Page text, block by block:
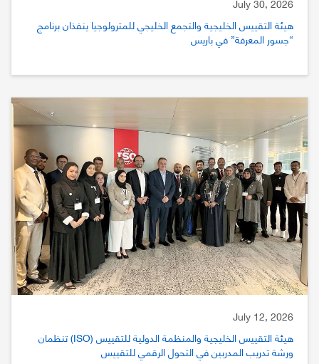
هيئة التقييس الخليجية والتجمع الخليجي للمترولوجيا ينفذان برنامج
“جسور المعرفة” في باريس
July 12, 2026
هيئة التقييس الخليجية والمنظمة الدولية للتقييس (ISO) تنظمان
ورشة تدريب المدربين في التحول الرقمي للتقييس